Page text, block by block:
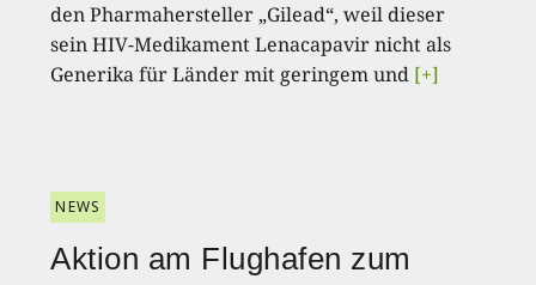
den Pharmahersteller „Gilead“, weil dieser
sein HIV-Medikament Lenacapavir nicht als
Generika für Länder mit geringem und [+]
NEWS
Aktion am Flughafen zum